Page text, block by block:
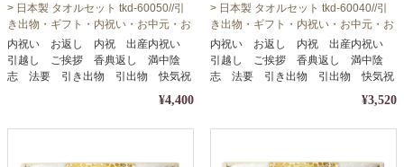
> 日本製 タオルセット tkd-60050//引
き出物・ギフト・内祝い・お中元・お
歳暮等に
内祝い お返し 内祝 出産内祝い
引越し ご挨拶 香典返し 満中陰
志 法要 引き出物 引出物 快気祝
¥4,400
> 日本製 タオルセット tkd-60040//引
き出物・ギフト・内祝い・お中元・お
歳暮等に
内祝い お返し 内祝 出産内祝い
引越し ご挨拶 香典返し 満中陰
志 法要 引き出物 引出物 快気祝
¥3,520